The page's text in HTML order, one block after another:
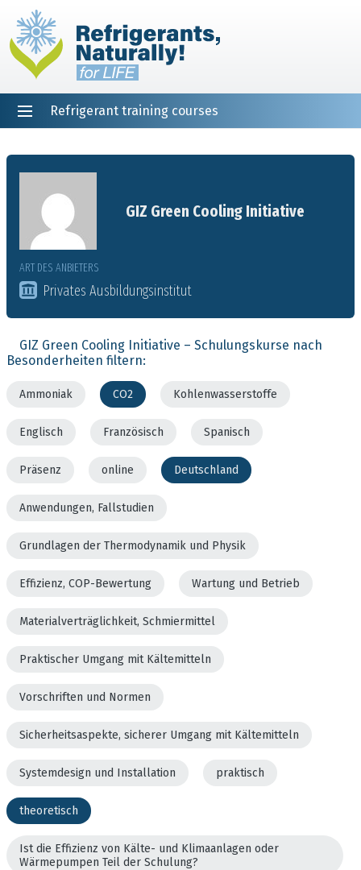
Refrigerant training courses
GIZ Green Cooling Initiative
ART DES ANBIETERS
Privates Ausbildungsinstitut
GIZ Green Cooling Initiative – Schulungskurse nach
Besonderheiten filtern:
Ammoniak CO2 Kohlenwasserstoffe
Englisch Französisch Spanisch
Präsenz online Deutschland
Anwendungen, Fallstudien
Grundlagen der Thermodynamik und Physik
Effizienz, COP-Bewertung Wartung und Betrieb
Materialverträglichkeit, Schmiermittel
Praktischer Umgang mit Kältemitteln
Vorschriften und Normen
Sicherheitsaspekte, sicherer Umgang mit Kältemitteln
Systemdesign und Installation praktisch
theoretisch
Ist die Effizienz von Kälte- und Klimaanlagen oder
Wärmepumpen Teil der Schulung?